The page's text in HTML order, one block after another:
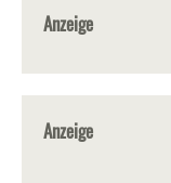
Anzeige
Anzeige